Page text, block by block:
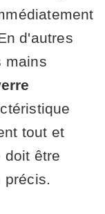
d'autres
mains
tout et
doit être
précis.